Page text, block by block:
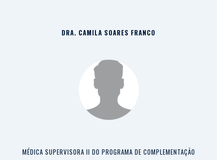
DRA. CAMILA SOARES FRANCO
MÉDICA SUPERVISORA II DO PROGRAMA DE COMPLEMENTAÇÃO